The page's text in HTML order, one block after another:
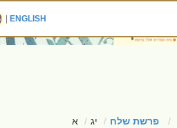
ENGLISH
|
פרשת שלח יג א